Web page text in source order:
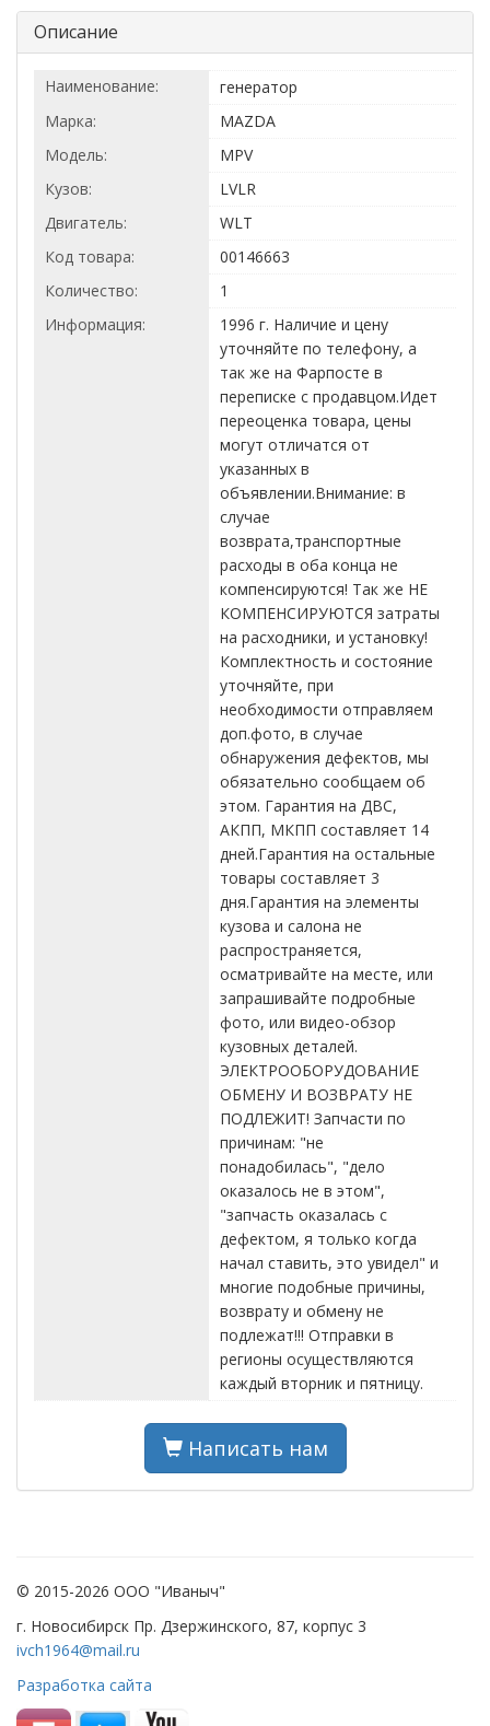
Описание
Наименование:
генератор
Марка:
MAZDA
Модель:
MPV
Кузов:
LVLR
Двигатель:
WLT
Код товара:
00146663
Количество:
1
Информация:
1996 г. Наличие и цену
уточняйте по телефону, а
так же на Фарпосте в
переписке с продавцом.Идет
переоценка товара, цены
могут отличатся от
указанных в
объявлении.Внимание: в
случае
возврата,транспортные
расходы в оба конца не
компенсируются! Так же НЕ
КОМПЕНСИРУЮТСЯ затраты
на расходники, и установку!
Комплектность и состояние
уточняйте, при
необходимости отправляем
доп.фото, в случае
обнаружения дефектов, мы
обязательно сообщаем об
этом. Гарантия на ДВС,
АКПП, МКПП составляет 14
дней.Гарантия на остальные
товары составляет 3
дня.Гарантия на элементы
кузова и салона не
распространяется,
осматривайте на месте, или
запрашивайте подробные
фото, или видео-обзор
кузовных деталей.
ЭЛЕКТРООБОРУДОВАНИЕ
ОБМЕНУ И ВОЗВРАТУ НЕ
ПОДЛЕЖИТ! Запчасти по
причинам: "не
понадобилась", "дело
оказалось не в этом",
"запчасть оказалась с
дефектом, я только когда
начал ставить, это увидел" и
многие подобные причины,
возврату и обмену не
подлежат!!! Отправки в
регионы осуществляются
каждый вторник и пятницу.
Написать нам
© 2015-2026 ООО "Иваныч"
г. Новосибирск Пр. Дзержинского, 87, корпус 3
ivch1964@mail.ru
Разработка сайта